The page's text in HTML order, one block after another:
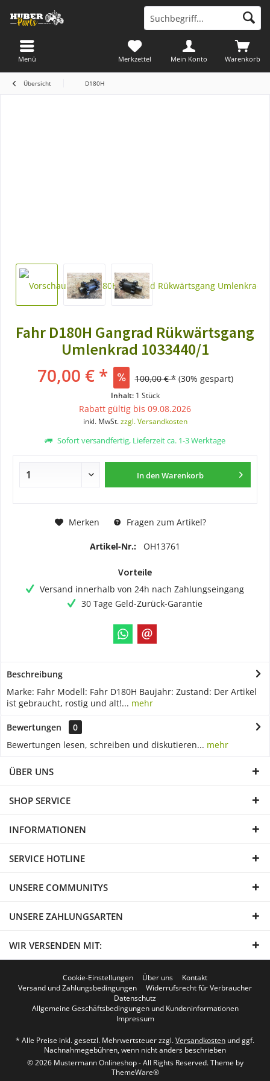
Warenkorb
Merkzettel Mein Konto
Menü
Übersicht D180H
Fahr D180H Gangrad Rükwärtsgang
Umlenkrad 1033440/1
70,00 € * 100,00 € * (30% gespart)
Inhalt: 1 Stück
Rabatt gültig bis 09.08.2026
inkl. MwSt.zzgl. Versandkosten
Sofort versandfertig, Lieferzeit ca. 1-3 Werktage
In denWarenkorb
Merken Fragen zum Artikel?
Artikel-Nr.: OH13761
Vorteile
Versand innerhalb von 24h nach Zahlungseingang
30 Tage Geld-Zurück-Garantie
Beschreibung
Marke: Fahr Modell: Fahr D180H Baujahr: Zustand: Der Artikel
ist gebraucht, rostig und alt!... mehr
Bewertungen
0
Bewertungen lesen, schreiben und diskutieren... mehr
ÜBER UNS
SHOP SERVICE
INFORMATIONEN
SERVICE HOTLINE
UNSERE COMMUNITYS
UNSERE ZAHLUNGSARTEN
WIR VERSENDEN MIT:
Cookie-Einstellungen Über uns
Kontakt
Versand und Zahlungsbedingungen
Widerrufsrecht für Verbraucher
Datenschutz
Allgemeine Geschäftsbedingungen und Kundeninformationen
Impressum
* Alle Preise inkl. gesetzl. Mehrwertsteuer zzgl.Versandkosten und ggf.
Nachnahmegebühren, wenn nicht anders beschrieben
© 2026 Mustermann Onlineshop - All Rights Reserved. Theme by
ThemeWare®